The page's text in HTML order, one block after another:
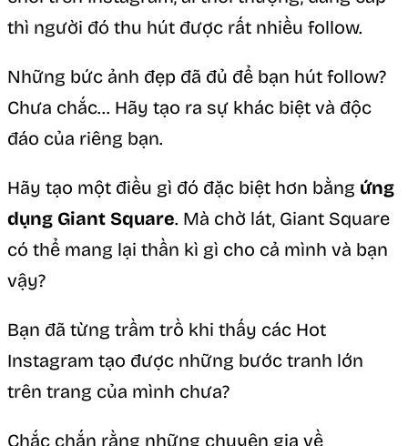
thì người đó thu hút được rất nhiều follow.
Những bức ảnh đẹp đã đủ để bạn hút follow?
Chưa chắc… Hãy tạo ra sự khác biệt và độc
đáo của riêng bạn.
Hãy tạo một điều gì đó đặc biệt hơn bằng ứng
dụng Giant Square. Mà chờ lát, Giant Square
có thể mang lại thần kì gì cho cả mình và bạn
vậy?
Bạn đã từng trầm trồ khi thấy các Hot
Instagram tạo được những bước tranh lớn
trên trang của mình chưa?
Chắc chắn rằng những chuyên gia về